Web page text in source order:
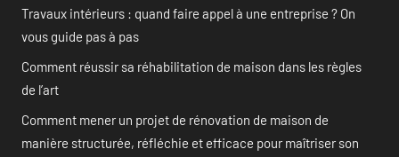
Travaux intérieurs : quand faire appel à une entreprise ? On
vous guide pas à pas
Comment réussir sa réhabilitation de maison dans les règles
de l’art
Comment mener un projet de rénovation de maison de
manière structurée, réfléchie et efficace pour maîtriser son